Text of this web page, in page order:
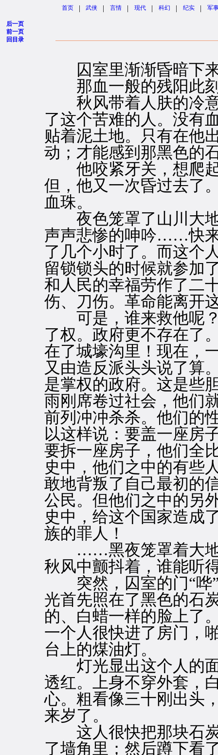
首页 | 武侠 | 言情 | 现代 | 科幻 | 纪实 | 军
后一页
前一页
回目录
囚室里渐渐昏暗下
那血一般的残阳此刻
秋风带着人肤的冷意
了这个苦难的人。没有
贴着泥土地。只有在他
动；才能感到那黑色的
他咬紧牙关，想爬起
但，他又一次昏过去了
血珠。
夜色笼罩了山川大地
声声悲惨的呻吟……快
了几个小时了。而这
留锁锁头的时候就参加
和人民的幸福劳作了二
伤、刀伤。革命能离开
可是，谁来救他呢？
了权。政府更不存在了
在了城壕沟里！现在，
又由造反派头头说了算
是掌权的政府。这是些
雨刚席卷过社会，他们
前列冲冲杀杀。他们的
以这样说：要盖一座房
要拆一座房子，他们全
史中，他们之中的有些
敢地背叛了自己最初的
公民。但他们之中的另
史中，给这个国家造成
族的罪人！
……黑夜笼罩着大地
秋风中颤抖着，谁能听
突然，囚室的门“哗”
光首先照在了黑色的石
的、白蜡一样的脸上了
一个人很快进了房门，
台上的煤油灯。
灯光显出这个人的面
透红。上身不穿外套，
心。粗看像三十刚出头
来岁了。
这人很快把那块石炭
了墙角里；然后蹲下看